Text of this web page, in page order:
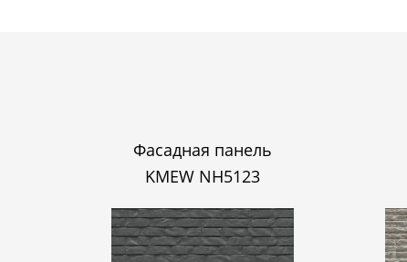
Фасадная панель
KMEW NH5123